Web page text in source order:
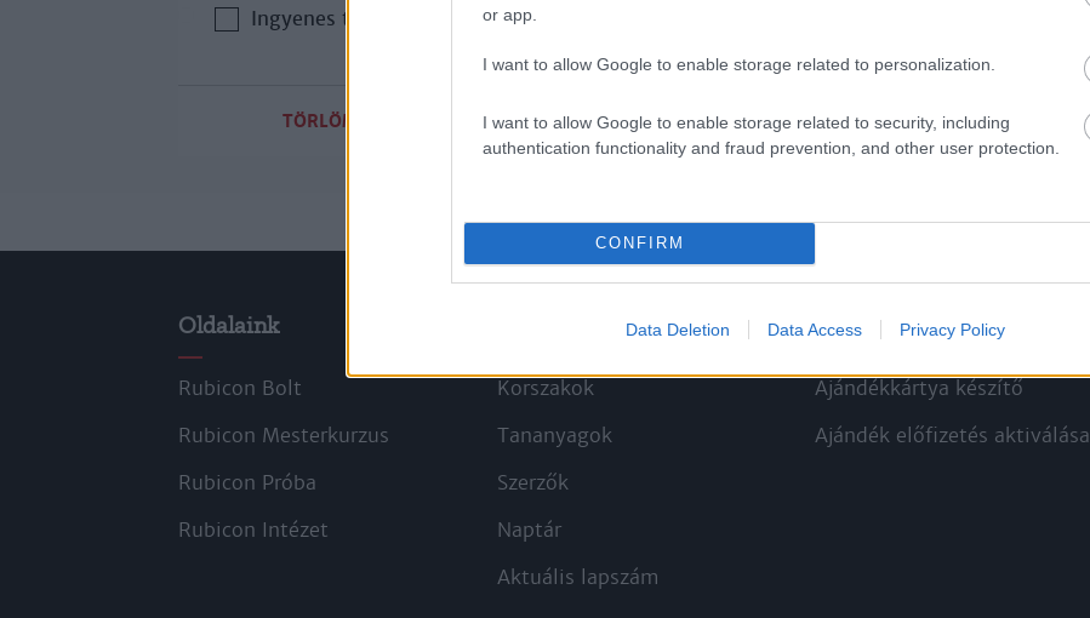
or app.
I want to allow Google to enable storage related to personalization.
I want to allow Google to enable storage related to security, including
authentication functionality and fraud prevention, and other user protection.
CONFIRM
Data Deletion Data Access Privacy Policy
Ingyenes tartalom
TÖRLÖM A SZŰRŐKET
Oldalaink
Rubicon Bolt
Rubicon Mesterkurzus
Rubicon Próba
Rubicon Intézet
Korszakok
Tananyagok
Szerzők
Naptár
Aktuális lapszám
Aktuális promóciók
Ajándékkártya készítő
Ajándék előfizetés aktiválása